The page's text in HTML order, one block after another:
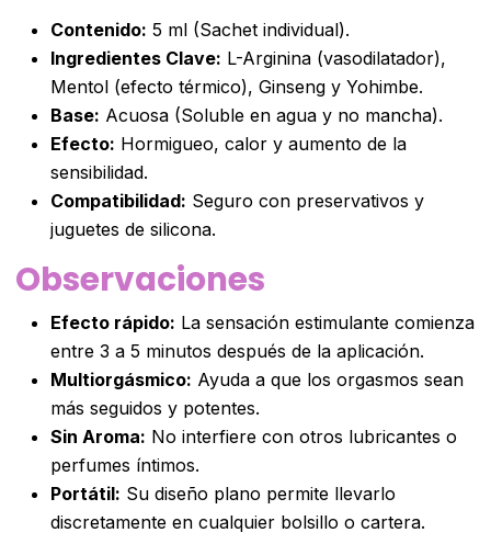
Contenido: 5 ml (Sachet individual).
Ingredientes Clave: L-Arginina (vasodilatador),
Mentol (efecto térmico), Ginseng y Yohimbe.
Base: Acuosa (Soluble en agua y no mancha).
Efecto: Hormigueo, calor y aumento de la
sensibilidad.
Compatibilidad: Seguro con preservativos y
juguetes de silicona.
Observaciones
Efecto rápido: La sensación estimulante comienza
entre 3 a 5 minutos después de la aplicación.
Multiorgásmico: Ayuda a que los orgasmos sean
más seguidos y potentes.
Sin Aroma: No interfiere con otros lubricantes o
perfumes íntimos.
Portátil: Su diseño plano permite llevarlo
discretamente en cualquier bolsillo o cartera.